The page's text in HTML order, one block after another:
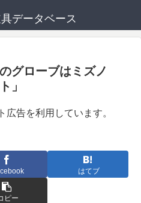
データベース
グローブはミズノ
」
告を利用しています。
はてブ
ピー